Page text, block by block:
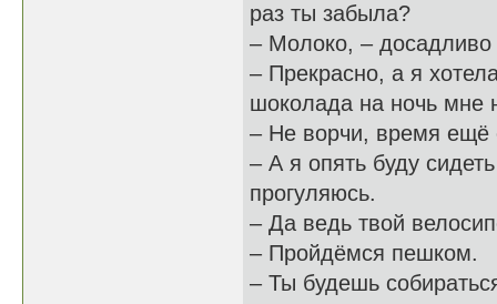
раз ты забыла?
– Молоко, –
– Прекрасно, а я
шоколада на ночь мне
– Не ворчи, время ещё
– А я опять буду
прогуляюсь.
– Да ведь твой
– Пройдёмся пешком.
– Ты будешь